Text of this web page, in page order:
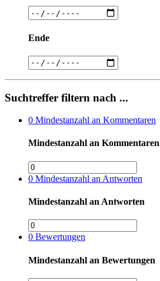
Ende
Suchtreffer filtern nach ...
0 Mindestanzahl an Kommentaren
Mindestanzahl an Kommentaren
0 Mindestanzahl an Antworten
Mindestanzahl an Antworten
0 Bewertungen
Mindestanzahl an Bewertungen